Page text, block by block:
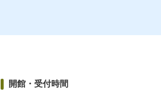
開館・受付時間